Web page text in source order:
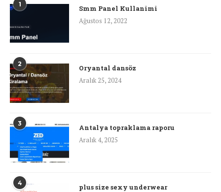
1
Smm Panel Kullanimi
Ağustos 12, 2022
2
Oryantal dansöz
Aralık 25, 2024
3
Antalya topraklama raporu
Aralık 4, 2025
4
plus size sexy underwear